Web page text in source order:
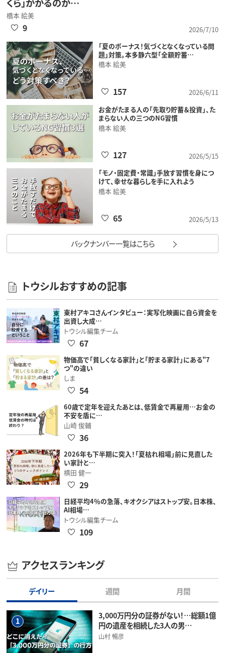
橋本 絵美
2026/7/10
9
「夏のボーナス！気づくとなくなっている問
題」対策。本多静六型「全額貯蓄…
橋本 絵美
2026/6/11
157
お金がたまる人の「先取り貯蓄＆投資」、た
まらない人の三つのNG習慣
橋本 絵美
2026/5/15
127
「モノ・固定費・常識」手放す習慣を身につ
けて、幸せな暮らしを手に入れよう
橋本 絵美
2026/5/13
65
バックナンバー一覧はこちら
トウシルおすすめの記事
東村アキコさんインタビュー：実写化映画に自ら資金を
出資し大成…
トウシル編集チーム
67
物価高で「貧しくなる家計」と「貯まる家計」にある"7
つ"の違い
しま
54
60歳で定年を迎えたあとは、低賃金で再雇用…お金の
不安を盾に…
山崎 俊輔
36
2026年も下半期に突入！「夏枯れ相場」前に見直した
い家計と…
横田 健一
29
日経平均4％の急落、キオクシアはストップ安。日本株、
AI相場…
トウシル編集チーム
109
アクセスランキング
デイリー 週間 月間
1
3,000万円分の証券がない！…総額1億
円の遺産を相続した3人の男…
山村 暢彦